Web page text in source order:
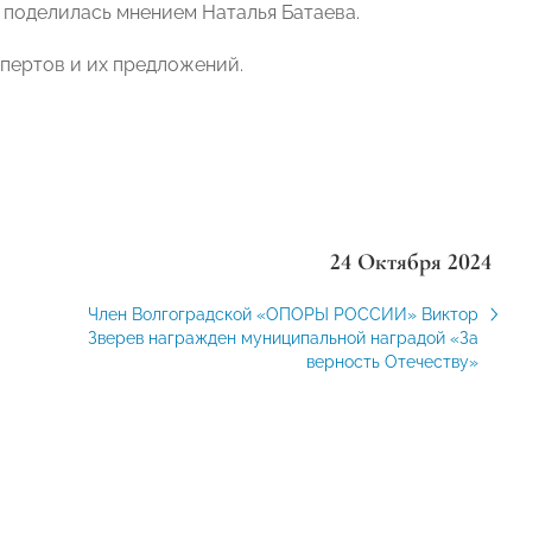
мнением Наталья Батаева.
и их предложений.
24 Октября 2024
Член Волгоградской «ОПОРЫ РОССИИ» Виктор
Зверев награжден муниципальной наградой «За
верность Отечеству»